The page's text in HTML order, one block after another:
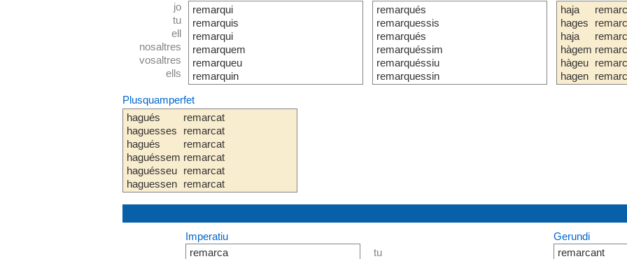
jo
tu
ell
nosaltres
vosaltres
ells
remarqui
remarquis
remarqui
remarquem
remarqueu
remarquin
remarqués
remarquessis
remarqués
remarquéssim
remarquéssiu
remarquessin
haja
hages
haja
hàgem
hàgeu
hagen
Plusquamperfet
hagués
haguesses
hagués
haguéssem
haguésseu
haguessen
remarcat
remarcat
remarcat
remarcat
remarcat
remarcat
Imperatiu
remarca
tu
Gerundi
remarcant